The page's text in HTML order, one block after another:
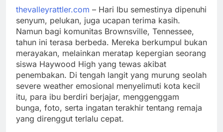
thevalleyrattler.com – Hari Ibu semestinya dipenuhi
senyum, pelukan, juga ucapan terima kasih.
Namun bagi komunitas Brownsville, Tennessee,
tahun ini terasa berbeda. Mereka berkumpul bukan
merayakan, melainkan meratap kepergian seorang
siswa Haywood High yang tewas akibat
penembakan. Di tengah langit yang murung seolah
severe weather emosional menyelimuti kota kecil
itu, para ibu berdiri berjajar, menggenggam
bunga, foto, serta ingatan terakhir tentang remaja
yang direnggut terlalu cepat.